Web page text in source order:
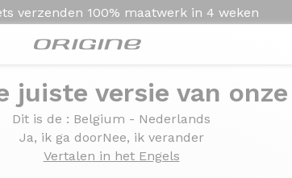
verzenden 100% maatwerk in 4 weken
juiste versie van
Dit is de : Belgium - Nederlands
Ja, ik ga doorNee, ik verander
Vertalen in het Engels